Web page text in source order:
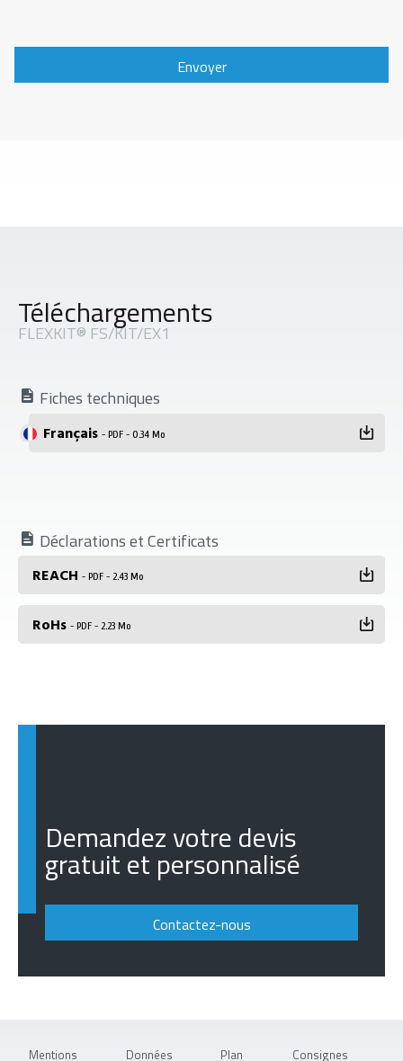
Envoyer
Téléchargements
FLEXKIT® FS/KIT/EX1
Fiches techniques
Français - PDF - 0.34 Mo
Déclarations et Certificats
REACH - PDF - 2.43 Mo
RoHs - PDF - 2.23 Mo
Demandez votre devis
gratuit et personnalisé
Contactez-nous
Mentions Données Plan Consignes